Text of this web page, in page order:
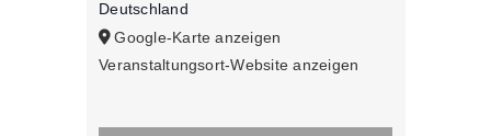
Deutschland
Google-Karte anzeigen
Veranstaltungsort-Website anzeigen